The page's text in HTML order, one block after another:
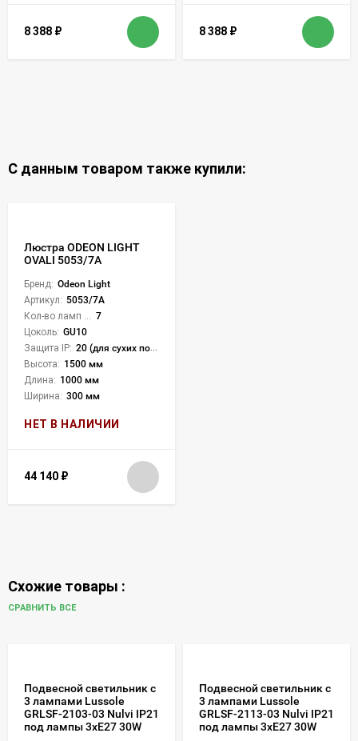
8 388 ₽ 8 388 ₽
С данным товаром также купили:
Люстра ODEON LIGHT
OVALI 5053/7A
Бренд: Odeon Light
Артикул: 5053/7A
7
Цоколь: GU10
Защита IP: 20 (для сухих пом.)
Высота: 1500 мм
Длина: 1000 мм
Ширина: 300 мм
НЕТ В НАЛИЧИИ
44 140 ₽
Схожие товары :
СРАВНИТЬ ВСЕ
Подвесной светильник с
3 лампами Lussole
GRLSF-2103-03 Nulvi IP21
под лампы 3xE27 30W
Подвесной светильник с
3 лампами Lussole
GRLSF-2113-03 Nulvi IP21
под лампы 3xE27 30W